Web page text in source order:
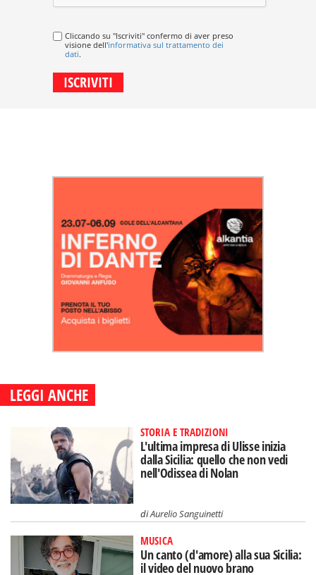
Cliccando su "Iscriviti" confermo di aver preso
visione dell'informativa sul trattamento dei
dati.
LEGGI ANCHE
STORIA E TRADIZIONI
L'ultima impresa di Ulisse inizia
dalla Sicilia: quello che non vedi
nell'Odissea di Nolan
diAurelio Sanguinetti
MUSICA
Un canto (d'amore) alla sua Sicilia:
il video del nuovo brano